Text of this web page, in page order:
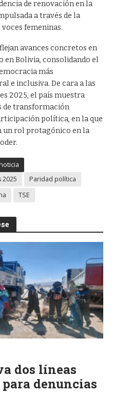
de renovación en la
a través de la
femeninas.
avances concretos en
en Bolivia, consolidando el
más
e inclusiva. De cara a las
2025, el país muestra
de transformación
política, en la que
un rol protagónico en la
2025
Paridad política
TSE
dos líneas
denuncias